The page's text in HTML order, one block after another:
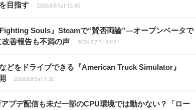
目指す
2026.8.8 Sat 15:45
Souls』Steamで“賛否両論”―オープンベータで
善報告も不満の声
2026.8.7 Fri 12:21
どをドライブできる『American Truck Simulator』
2026.8.8 Sat 7:30
プデ配信も未だ一部のCPU環境では動かない？「ロー